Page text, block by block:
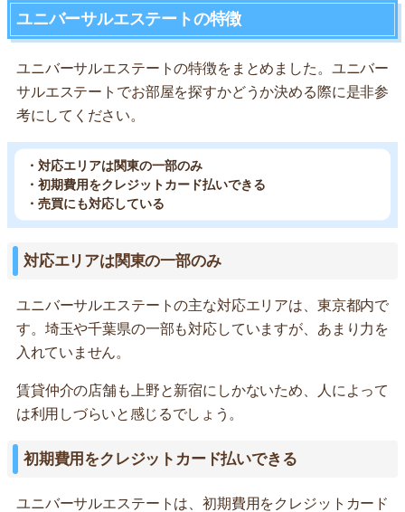
ユニバーサルエステートの特徴
ユニバーサルエステートの特徴をまとめました。ユニバー
サルエステートでお部屋を探すかどうか決める際に是非参
考にしてください。
・対応エリアは関東の一部のみ
・初期費用をクレジットカード払いできる
・売買にも対応している
対応エリアは関東の一部のみ
ユニバーサルエステートの主な対応エリアは、東京都内で
す。埼玉や千葉県の一部も対応していますが、あまり力を
入れていません。
賃貸仲介の店舗も上野と新宿にしかないため、人によって
は利用しづらいと感じるでしょう。
初期費用をクレジットカード払いできる
ユニバーサルエステートは、初期費用をクレジットカード